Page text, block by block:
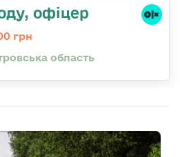
офіцер
грн
область